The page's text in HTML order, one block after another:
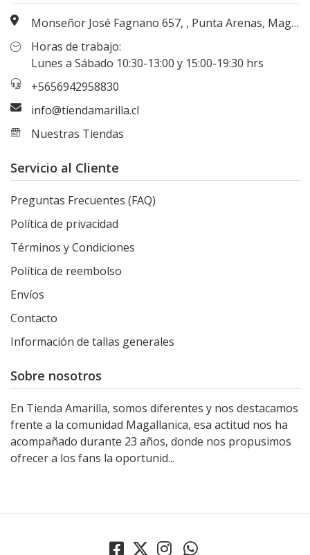
Monseñor José Fagnano 657, , Punta Arenas, Magallanes, Chile
Horas de trabajo:
Lunes a Sábado 10:30-13:00 y 15:00-19:30 hrs
+5656942958830
info@tiendamarilla.cl
Nuestras Tiendas
Servicio al Cliente
Preguntas Frecuentes (FAQ)
Política de privacidad
Términos y Condiciones
Política de reembolso
Envíos
Contacto
Información de tallas generales
Sobre nosotros
En Tienda Amarilla, somos diferentes y nos destacamos
frente a la comunidad Magallanica, esa actitud nos ha
acompañado durante 23 años, donde nos propusimos
ofrecer a los fans la oportunid...